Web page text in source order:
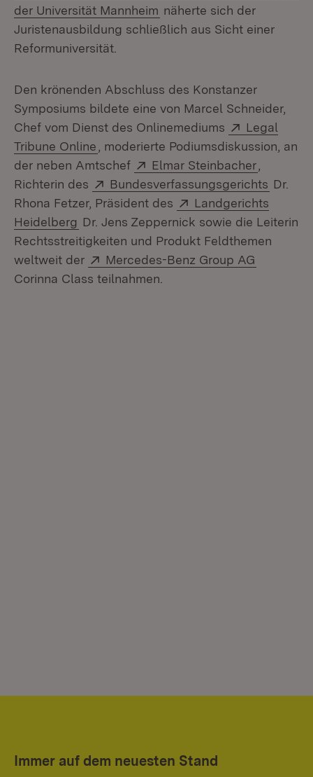
der Universität Mannheim (Öffnet in neuem Fenster)
näherte sich der
Juristenausbildung schließlich aus Sicht einer
Reformuniversität.
Den krönenden Abschluss des Konstanzer
Symposiums bildete eine von Marcel Schneider,
Chef vom Dienst des Onlinemediums
Extern:
Legal
Tribune Online (Öffnet in neuem Fenster)
, moderierte Podiumsdiskussion, an
der neben Amtschef
Extern:
Elmar Steinbacher
Richterin des
Extern:
Bundesverfassungsgerichts Dr.
Rhona Fetzer, Präsident des
Extern:
Landgerichts
Heidelberg (Öffnet in neuem Fenster)
Dr. Jens Zeppernick sowie die Leiterin
Rechtsstreitigkeiten und Produkt Feldthemen
weltweit der
Extern:
Mercedes-Benz Group AG
Corinna Class teilnahmen.
Immer auf dem neuesten Stand